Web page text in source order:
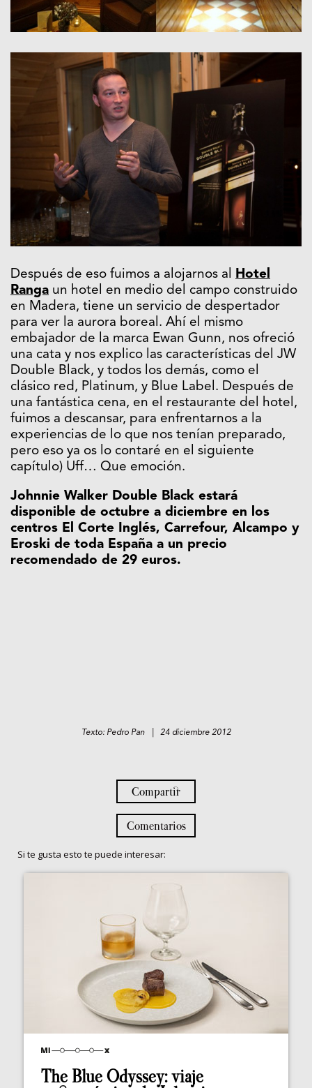
Después de eso fuimos a alojarnos al Hotel
Ranga un hotel en medio del campo construido
en Madera, tiene un servicio de despertador
para ver la aurora boreal. Ahí el mismo
embajador de la marca Ewan Gunn, nos ofreció
una cata y nos explico las características del JW
Double Black, y todos los demás, como el
clásico red, Platinum, y Blue Label. Después de
una fantástica cena, en el restaurante del hotel,
fuimos a descansar, para enfrentarnos a la
experiencias de lo que nos tenían preparado,
pero eso ya os lo contaré en el siguiente
capítulo) Uff… Que emoción.
Johnnie Walker Double Black estará
disponible de octubre a diciembre en los
centros El Corte Inglés, Carrefour, Alcampo y
Eroski de toda España a un precio
recomendado de 29 euros.
Texto: Pedro Pan | 24 diciembre 2012
Compartir
Comentarios
Si te gusta esto te puede interesar:
The Blue Odyssey: viaje